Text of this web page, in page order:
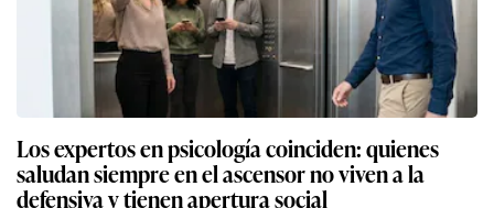
Los expertos en psicología coinciden: quienes
saludan siempre en el ascensor no viven a la
defensiva y tienen apertura social